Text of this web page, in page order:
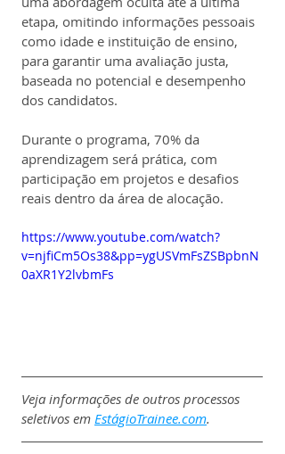
etapa, omitindo informações pessoais
como idade e instituição de ensino,
para garantir uma avaliação justa,
baseada no potencial e desempenho
dos candidatos.
Durante o programa, 70% da
aprendizagem será prática, com
participação em projetos e desafios
reais dentro da área de alocação.
https://www.youtube.com/watch?
v=njfiCm5Os38&pp=ygUSVmFsZSBpbnN
0aXR1Y2lvbmFs
Veja informações de outros processos
seletivos em EstágioTrainee.com.